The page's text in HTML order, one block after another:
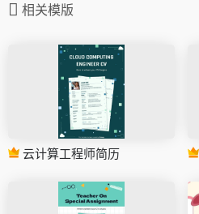
相关模版
云计算工程师简历